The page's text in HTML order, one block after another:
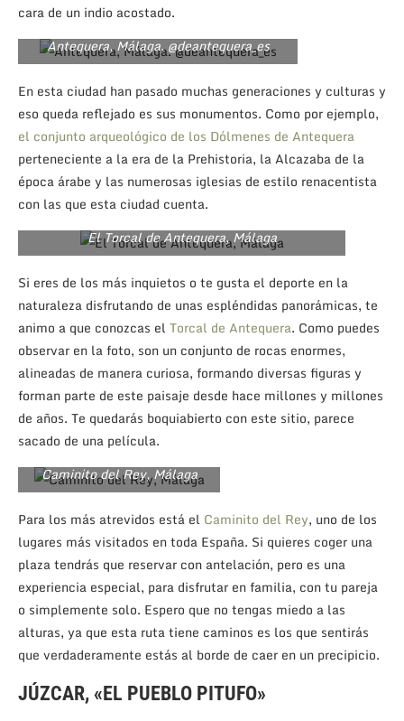
cara de un indio acostado.
Antequera, Málaga. @deantequera_es
En esta ciudad han pasado muchas generaciones y culturas y
eso queda reflejado es sus monumentos. Como por ejemplo,
el conjunto arqueológico de los Dólmenes de Antequera
perteneciente a la era de la Prehistoria, la Alcazaba de la
época árabe y las numerosas iglesias de estilo renacentista
con las que esta ciudad cuenta.
El Torcal de Antequera, Málaga
Si eres de los más inquietos o te gusta el deporte en la
naturaleza disfrutando de unas espléndidas panorámicas, te
animo a que conozcas el Torcal de Antequera. Como puedes
observar en la foto, son un conjunto de rocas enormes,
alineadas de manera curiosa, formando diversas figuras y
forman parte de este paisaje desde hace millones y millones
de años. Te quedarás boquiabierto con este sitio, parece
sacado de una película.
Caminito del Rey, Málaga
Para los más atrevidos está el Caminito del Rey, uno de los
lugares más visitados en toda España. Si quieres coger una
plaza tendrás que reservar con antelación, pero es una
experiencia especial, para disfrutar en familia, con tu pareja
o simplemente solo. Espero que no tengas miedo a las
alturas, ya que esta ruta tiene caminos es los que sentirás
que verdaderamente estás al borde de caer en un precipicio.
JÚZCAR, «EL PUEBLO PITUFO»